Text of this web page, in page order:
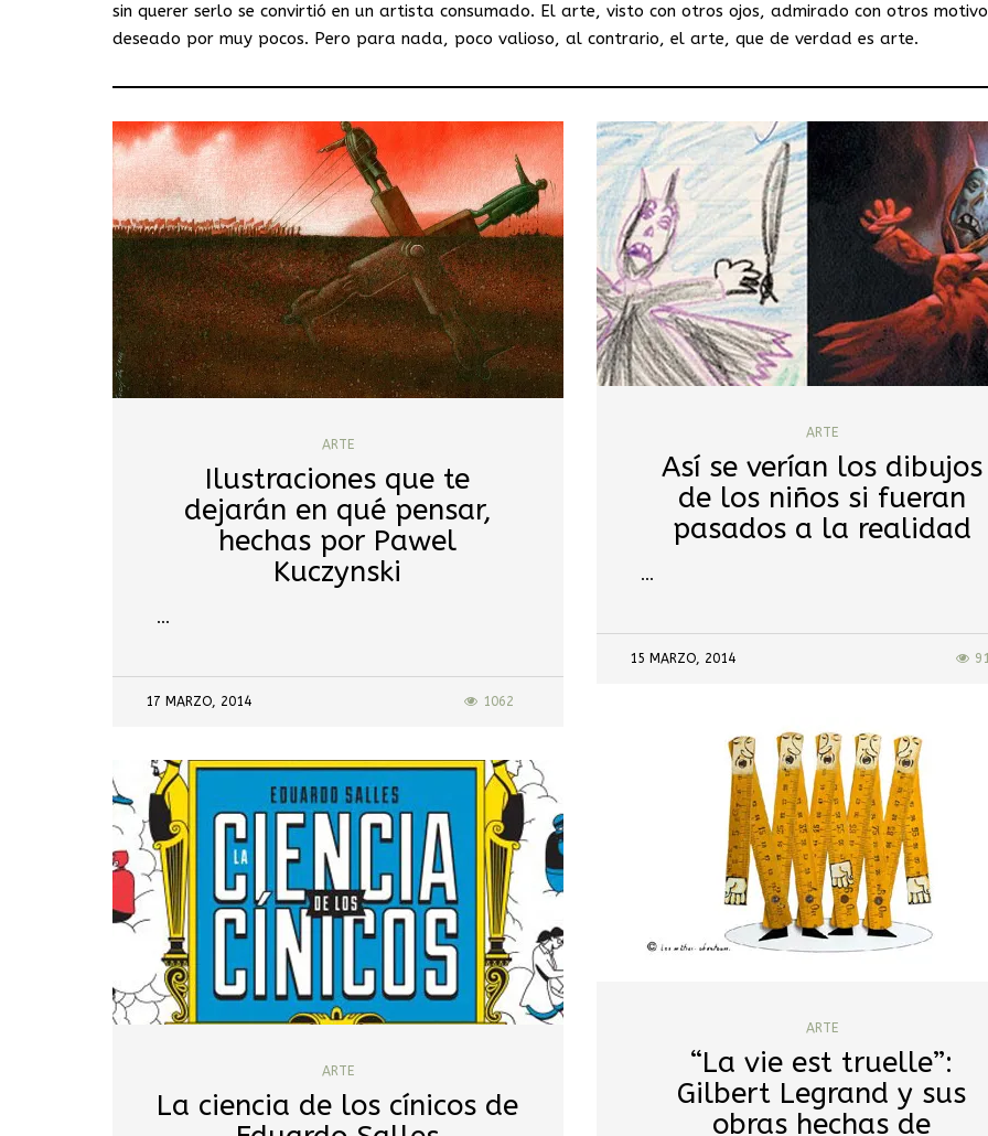
sin querer serlo se convirtió en un artista consumado. El arte, visto con otros ojos, admirado con otros
deseado por muy pocos. Pero para nada, poco valioso, al contrario, el arte, que de verdad es arte.
ARTE
Ilustraciones que te
dejarán en qué pensar,
hechas por Pawel
Kuczynski
…
17 MARZO, 2014 1062
ARTE
Así se verían los dibujos
de los niños si fueran
pasados a la realidad
…
15 MARZO, 2014
ARTE
“La vie est truelle”:
Gilbert Legrand y sus
obras hechas de
ARTE
La ciencia de los cínicos de